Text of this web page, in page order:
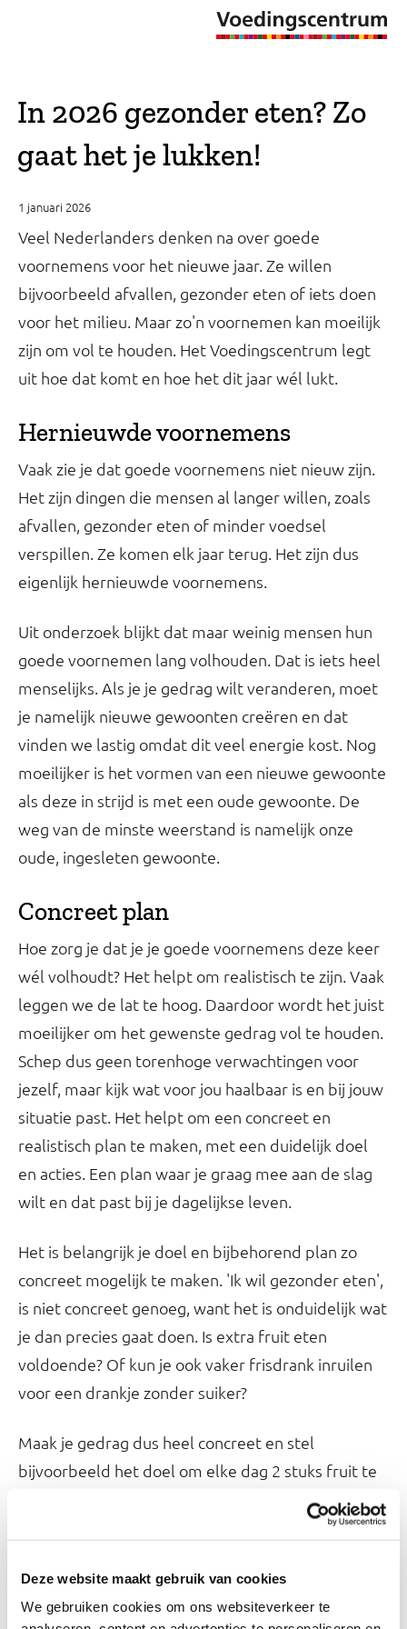
Deze website maakt gebruik van cookies
We gebruiken cookies om ons websiteverkeer te
In 2026 gezonder eten? Zo
gaat het je lukken!
1 januari 2026
Veel Nederlanders denken na over goede
voornemens voor het nieuwe jaar. Ze willen
bijvoorbeeld afvallen, gezonder eten of iets doen
voor het milieu. Maar zo'n voornemen kan moeilijk
zijn om vol te houden. Het Voedingscentrum legt
uit hoe dat komt en hoe het dit jaar wél lukt.
Hernieuwde voornemens
Vaak zie je dat goede voornemens niet nieuw zijn.
Het zijn dingen die mensen al langer willen, zoals
afvallen, gezonder eten of minder voedsel
verspillen. Ze komen elk jaar terug. Het zijn dus
eigenlijk hernieuwde voornemens.
Uit onderzoek blijkt dat maar weinig mensen hun
goede voornemen lang volhouden. Dat is iets heel
menselijks. Als je je gedrag wilt veranderen, moet
je namelijk nieuwe gewoonten creëren en dat
vinden we lastig omdat dit veel energie kost. Nog
moeilijker is het vormen van een nieuwe gewoonte
als deze in strijd is met een oude gewoonte. De
weg van de minste weerstand is namelijk onze
oude, ingesleten gewoonte.
Concreet plan
Hoe zorg je dat je je goede voornemens deze keer
wél volhoudt? Het helpt om realistisch te zijn. Vaak
leggen we de lat te hoog. Daardoor wordt het juist
moeilijker om het gewenste gedrag vol te houden.
Schep dus geen torenhoge verwachtingen voor
jezelf, maar kijk wat voor jou haalbaar is en bij jouw
situatie past. Het helpt om een concreet en
realistisch plan te maken, met een duidelijk doel
en acties. Een plan waar je graag mee aan de slag
wilt en dat past bij je dagelijkse leven.
Het is belangrijk je doel en bijbehorend plan zo
concreet mogelijk te maken. 'Ik wil gezonder eten',
is niet concreet genoeg, want het is onduidelijk wat
je dan precies gaat doen. Is extra fruit eten
voldoende? Of kun je ook vaker frisdrank inruilen
voor een drankje zonder suiker?
Maak je gedrag dus heel concreet en stel
bijvoorbeeld het doel om elke dag 2 stuks fruit te
eten, om 10.00 uur en 16.00 uur. Of om een keer
per dag een glas frisdrank te vervangen door een
moment.